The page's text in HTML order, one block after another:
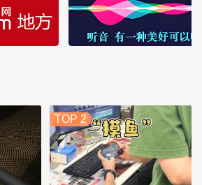
TOP 2